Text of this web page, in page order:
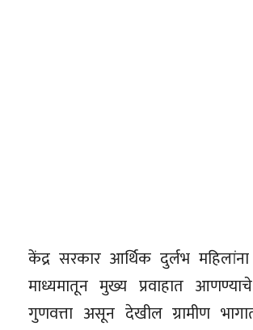
केंद्र सरकार आर्थिक दुर्लभ
माध्यमातून मुख्य प्रवाहात
गुणवत्ता असून देखील ग्रामीण